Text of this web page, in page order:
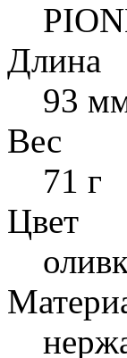
Длина
93
Вес
71 г
Цвет